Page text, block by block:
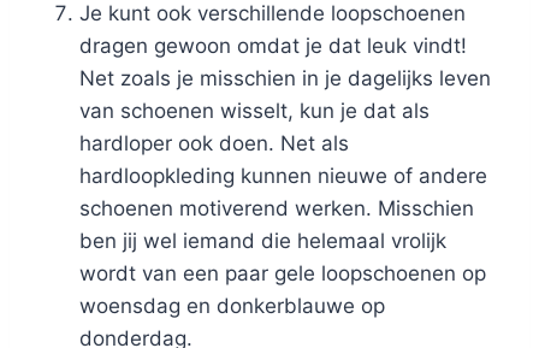
Je kunt ook verschillende loopschoenen
dragen gewoon omdat je dat leuk vindt!
Net zoals je misschien in je dagelijks leven
van schoenen wisselt, kun je dat als
hardloper ook doen. Net als
hardloopkleding kunnen nieuwe of andere
schoenen motiverend werken. Misschien
ben jij wel iemand die helemaal vrolijk
wordt van een paar gele loopschoenen op
woensdag en donkerblauwe op
donderdag.